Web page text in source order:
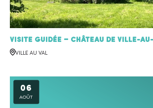
Visite Guidée – Château de Ville-
VILLE AU VAL
06
AOÛT